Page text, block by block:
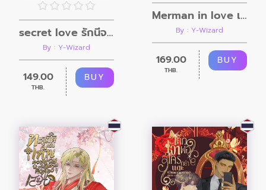
secret love รักนี้จองไว้ในใจ
By : Y-Wizard
149.00
THB.
BUY
Merman in love เหนือมหาสมุทร
By : Y-Wizard
169.00
THB.
BUY